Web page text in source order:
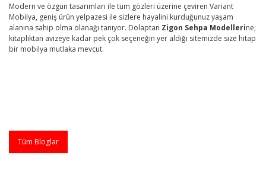
Modern ve özgün tasarımları ile tüm gözleri üzerine çeviren Variant
Mobilya, geniş ürün yelpazesi ile sizlere hayalini kurduğunuz yaşam
alanına sahip olma olanağı tanıyor. Dolaptan Zigon Sehpa Modellerine;
kitaplıktan avizeye kadar pek çok seçeneğin yer aldığı sitemizde size hitap
bir mobilya mutlaka mevcut.
Tüm Bloglar